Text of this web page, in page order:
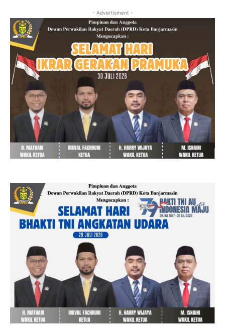
- Advertisment -